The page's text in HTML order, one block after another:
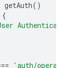
getAuth()
{
Authenticated'
'auth/